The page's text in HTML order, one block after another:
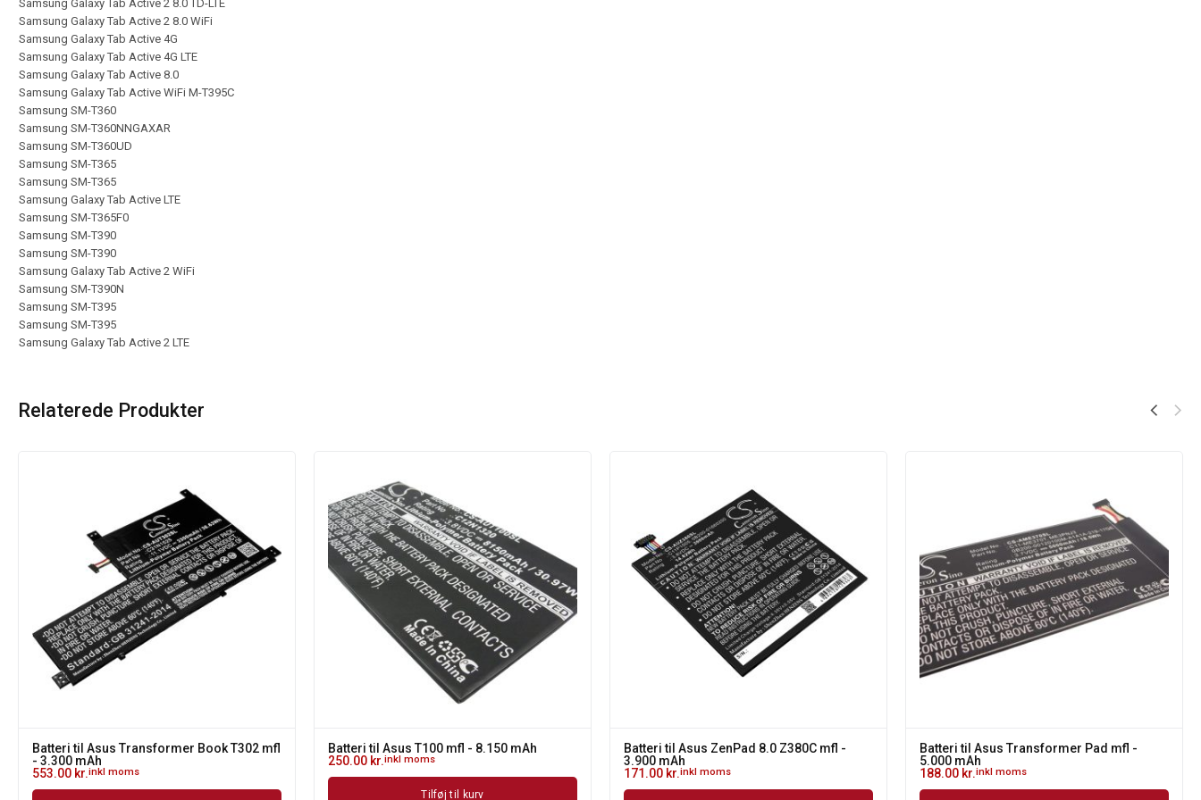
Samsung Galaxy Tab Active 2 8.0 TD-LTE
Samsung Galaxy Tab Active 2 8.0 WiFi
Samsung Galaxy Tab Active 4G
Samsung Galaxy Tab Active 4G LTE
Samsung Galaxy Tab Active 8.0
Samsung Galaxy Tab Active WiFi M-T395C
Samsung SM-T360
Samsung SM-T360NNGAXAR
Samsung SM-T360UD
Samsung SM-T365
Samsung SM-T365
Samsung Galaxy Tab Active LTE
Samsung SM-T365F0
Samsung SM-T390
Samsung SM-T390
Samsung Galaxy Tab Active 2 WiFi
Samsung SM-T390N
Samsung SM-T395
Samsung SM-T395
Samsung Galaxy Tab Active 2 LTE
Relaterede Produkter
Batteri til Asus Transformer Book T302 mfl
- 3.300 mAh
553.00 kr.inkl moms
Batteri til Asus T100 mfl - 8.150 mAh
250.00 kr.inkl moms
Tilføj til kurv
Batteri til Asus ZenPad 8.0 Z380C mfl -
3.900 mAh
171.00 kr.inkl moms
Batteri til Asus Transformer Pad mfl -
5.000 mAh
188.00 kr.inkl moms